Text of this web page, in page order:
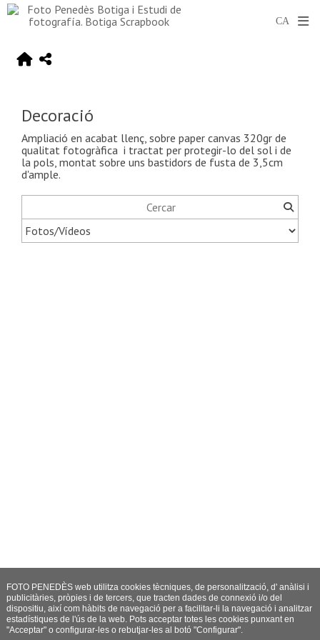
Decoració
Ampliació en acabat llenç, sobre paper canvas 320gr de
qualitat fotogràfica i tractat per protegir-lo del sol i de
la pols, montat sobre uns bastidors de fusta de 3,5cm
d'ample.
FOTO PENEDÈS web utilitza cookies tècniques, de personalització, d' anàlisi i
publicitàries, pròpies i de tercers, que tracten dades de connexió i/o del
dispositiu, així com hàbits de navegació per a facilitar-li la navegació i analitzar
estadístiques de l'ús de la web. Pots acceptar totes les cookies punxant en
"Acceptar" o configurar-les o rebutjar-les al botó "Configurar".